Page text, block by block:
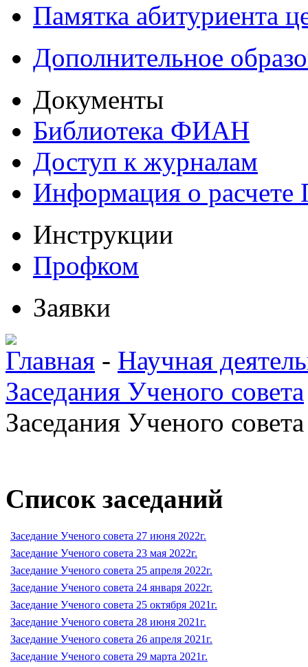
Памятка абитуриента
Дополнительное
Документы
Библиотека ФИАН
Доступ к журналам
Информация о
Инструкции
Профком
Заявки
Главная - Научная
Заседания Ученого совета
Заседания Ученого
Список заседаний
Заседание Ученого совета 27 июня 2022г.
Заседание Ученого совета 23 мая 2022г.
Заседание Ученого совета 25 апреля 2022г.
Заседание Ученого совета 24 января 2022г.
Заседание Ученого совета 25 октября 2021г.
Заседание Ученого совета 28 июня 2021г.
Заседание Ученого совета 26 апреля 2021г.
Заседание Ученого совета 29 марта 2021г.